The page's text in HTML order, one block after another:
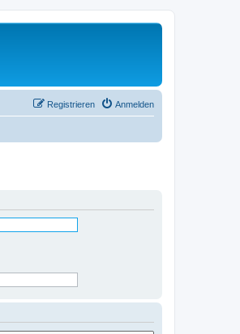
Anmelden
Registrieren